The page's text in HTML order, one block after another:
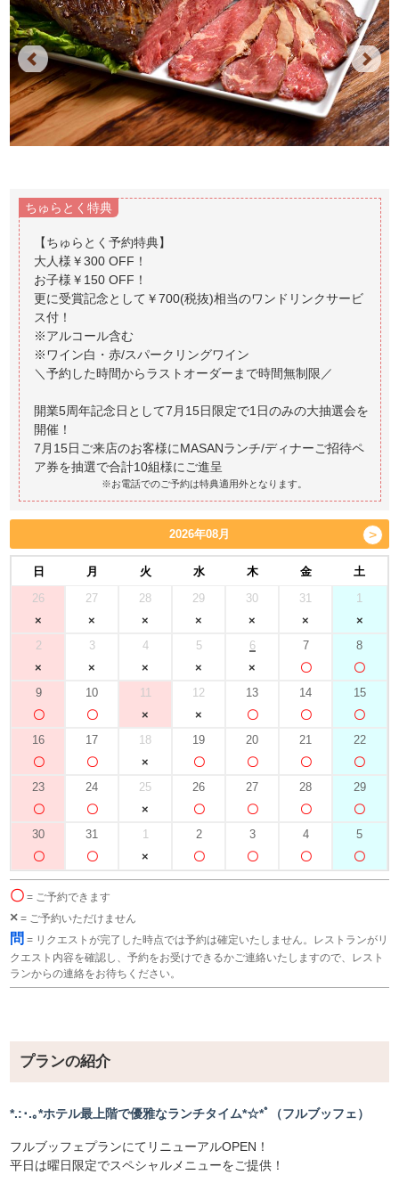
Previous Next
ちゅらとく特典
【ちゅらとく予約特典】
大人様￥300 OFF！
お子様￥150 OFF！
更に受賞記念として￥700(税抜)相当のワンドリンクサービ
ス付！
※アルコール含む
※ワイン白・赤/スパークリングワイン
＼予約した時間からラストオーダーまで時間無制限／
開業5周年記念日として7月15日限定で1日のみの大抽選会を
開催！
7月15日ご来店のお客様にMASANランチ/ディナーご招待ペ
※お電話でのご予約は特典適用外となります。
2026年08月
日 月 火 水 木 金
土
26
27 28 29 30 31 1
2 3 4 5 6 7 8
9 10 11 12 13 14 15
16 17 18 19 20 21 22
23 24 25 26 27 28 29
30 31 1 2 3 4 5
〇 = ご予約できます
× = ご予約いただけません
問 = リクエストが完了した時点では予約は確定いたしません。レストランがリ
クエスト内容を確認し、予約をお受けできるかご連絡いたしますので、レスト
ランからの連絡をお待ちください。
プランの紹介
*.:･.｡*ホテル最上階で優雅なランチタイム*☆*ﾟ（フルブッフェ）
フルブッフェプランにてリニューアルOPEN！
平日は曜日限定でスペシャルメニューをご提供！